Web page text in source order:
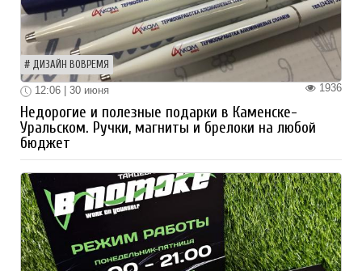
ДИЗАЙН ВОВРЕМЯ
1936
12:06 | 30 июня
Недорогие и полезные подарки в Каменске-
Уральском. Ручки, магниты и брелоки на любой
бюджет